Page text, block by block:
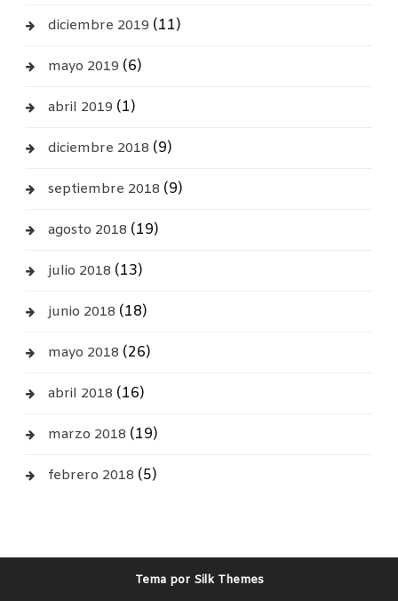
diciembre 2019 (11)
mayo 2019 (6)
abril 2019 (1)
diciembre 2018 (9)
septiembre 2018 (9)
agosto 2018 (19)
julio 2018 (13)
junio 2018 (18)
mayo 2018 (26)
abril 2018 (16)
marzo 2018 (19)
febrero 2018 (5)
Tema por Silk Themes